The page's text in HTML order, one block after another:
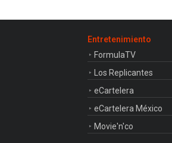
Entretenimiento
FormulaTV
Los Replicantes
eCartelera
eCartelera México
Movie'n'co